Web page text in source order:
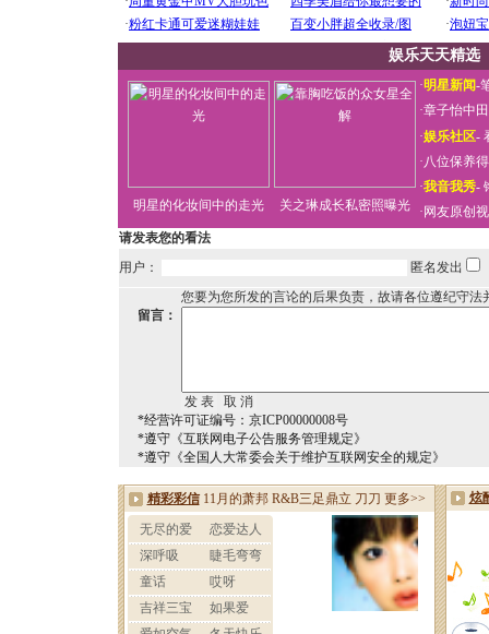
娱乐天天精选
明星的化妆间中的走光 关之琳成长私密照曝光
·明星新闻-
·章子怡中
·娱乐社区-
·八位保养
·我音我秀-
· 网友原创
请发表您的看法
用户：
匿名发出
您要为您所发的言论的后果负责，故请各位遵纪守法
留言：
*经营许可证编号：京ICP00000008号
*遵守《互联网电子公告服务管理规定》
*遵守《全国人大常委会关于维护互联网安全的规定》